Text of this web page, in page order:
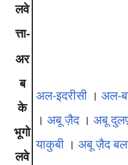
लवे
त्ता-
अर
ब
के
भूगो
लवे
अल-इदरीसी । अल-
। अबू ज़ैद। अबू
याकुबी । अबू ज़ैद